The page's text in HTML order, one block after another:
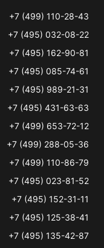
+7 (499) 110-28-43
+7 (495) 032-08-22
+7 (495) 162-90-81
+7 (495) 085-74-61
+7 (495) 989-21-31
+7 (495) 431-63-63
+7 (499) 653-72-12
+7 (499) 288-05-36
+7 (499) 110-86-79
+7 (495) 023-81-52
+7 (495) 152-31-11
+7 (495) 125-38-41
+7 (495) 135-42-87